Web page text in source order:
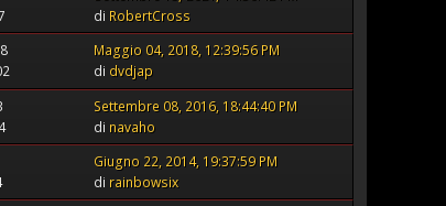
di RobertCross
Maggio 04, 2018, 12:39:56 PM
di dvdjap
Settembre 08, 2016, 18:44:40 PM
di navaho
Giugno 22, 2014, 19:37:59 PM
di rainbowsix